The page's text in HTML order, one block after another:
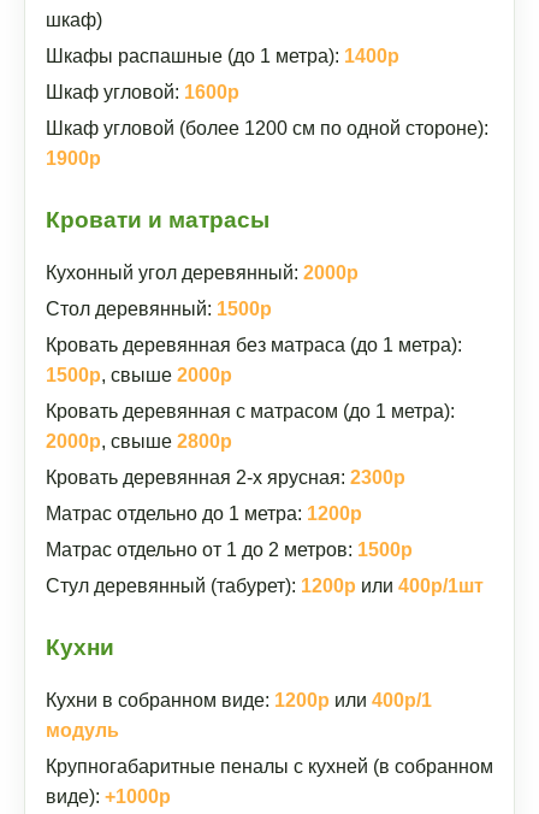
шкаф)
Шкафы распашные (до 1 метра): 1400р
Шкаф угловой: 1600р
Шкаф угловой (более 1200 см по одной стороне):
1900р
Кровати и матрасы
Кухонный угол деревянный: 2000р
Стол деревянный: 1500р
Кровать деревянная без матраса (до 1 метра):
1500р, свыше 2000р
Кровать деревянная с матрасом (до 1 метра):
2000р, свыше 2800р
Кровать деревянная 2-х ярусная: 2300р
Матрас отдельно до 1 метра: 1200р
Матрас отдельно от 1 до 2 метров: 1500р
Стул деревянный (табурет): 1200р или 400р/1шт
Кухни
Кухни в собранном виде: 1200р или 400р/1
модуль
Крупногабаритные пеналы с кухней (в собранном
виде): +1000р